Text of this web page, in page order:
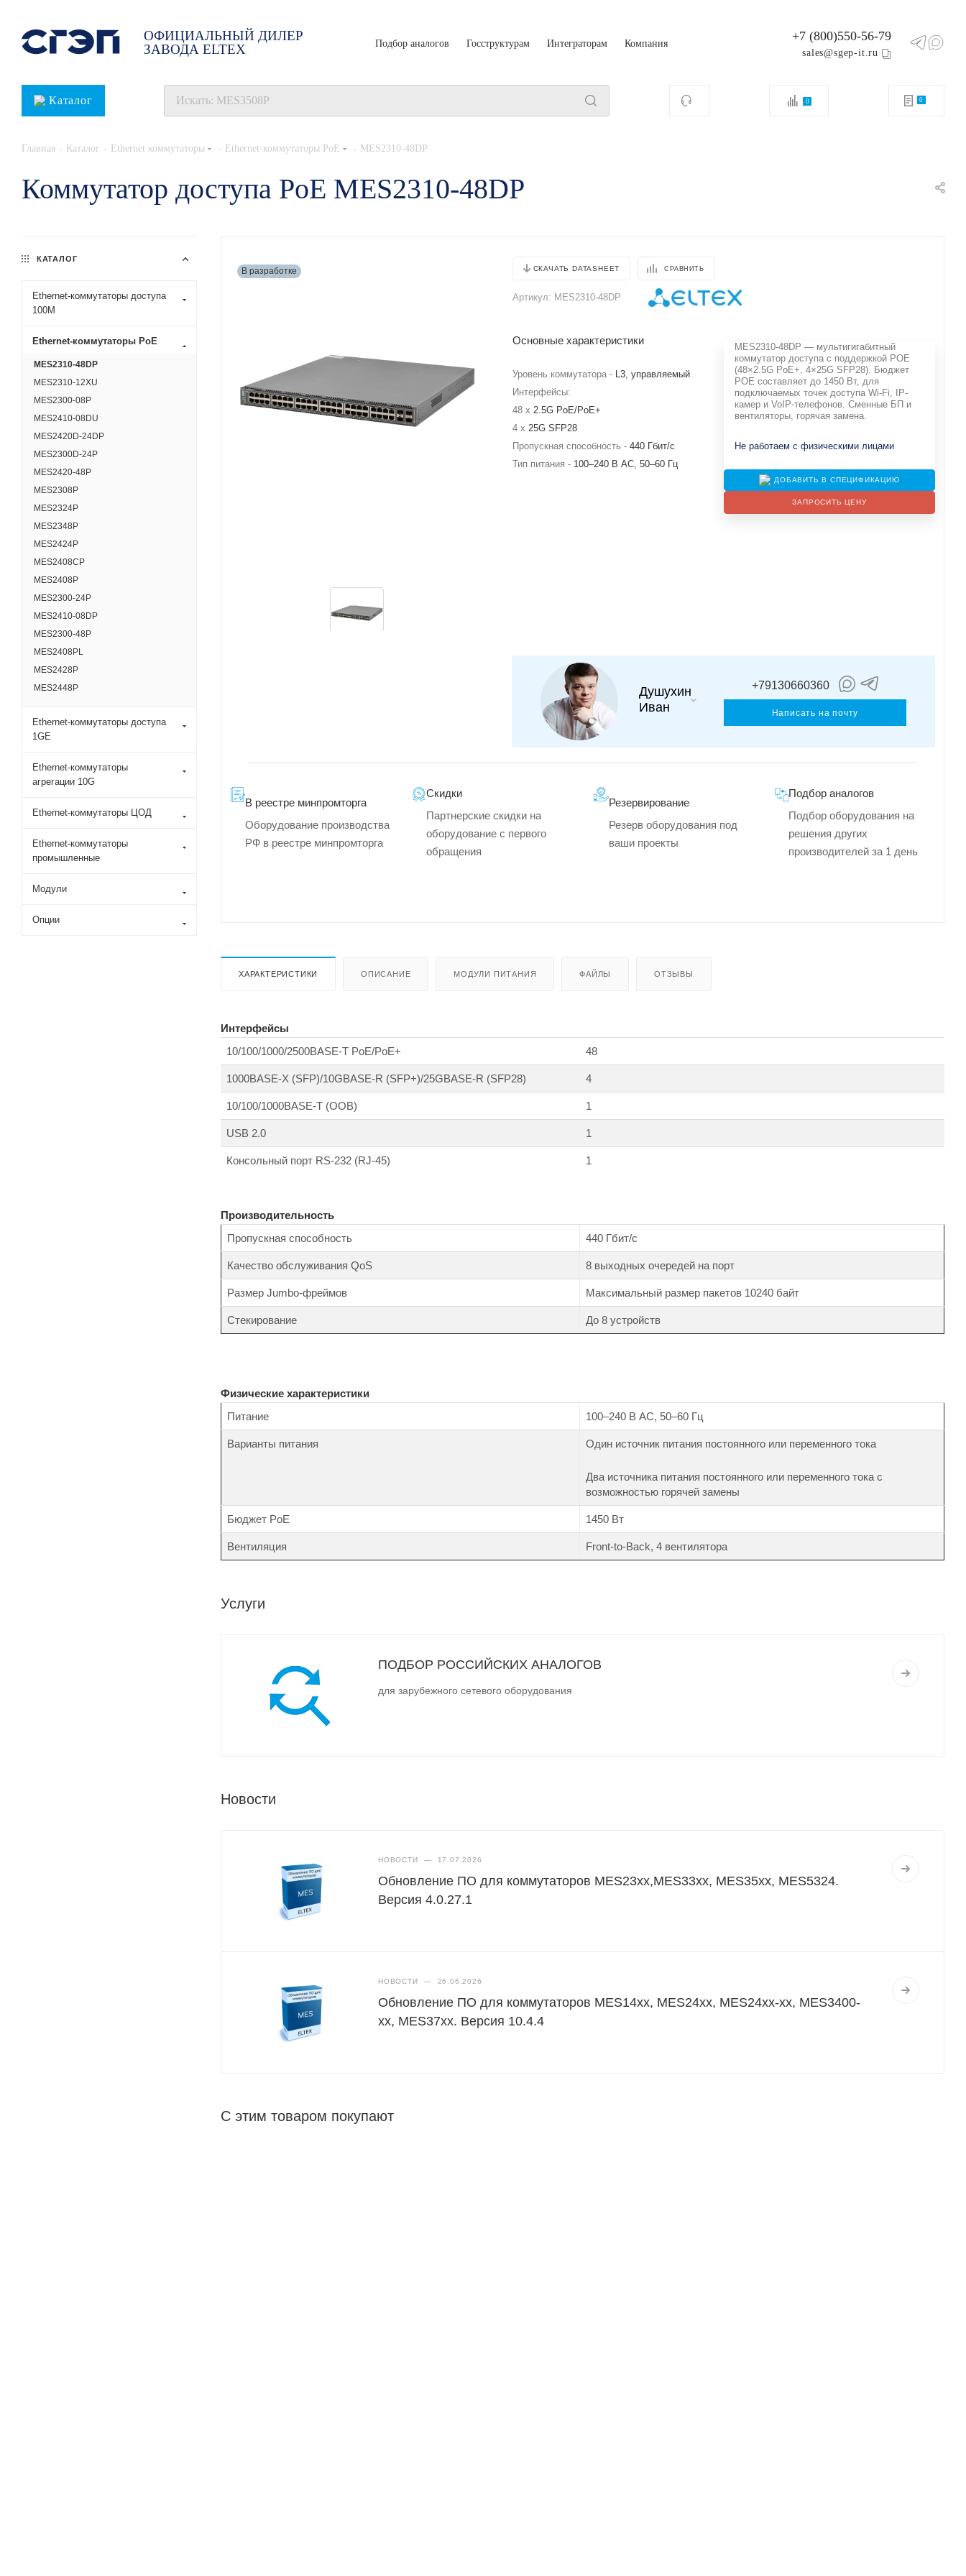
ОФИЦИАЛЬНЫЙ ДИЛЕР
ЗАВОДА ELTEX
Подбор аналогов Госструктурам Интеграторам Компания +7 (800)550-56-79
sales@sgep-it.ru
Каталог 0 0
Главная - Каталог - Ethernet коммутаторы - Ethernet-коммутаторы PoE - MES2310-48DP
Коммутатор доступа PoE MES2310-48DP
В разработке СКАЧАТЬ DATASHEET СРАВНИТЬ
Артикул: MES2310-48DP
Основные характеристики
Уровень коммутатора - L3, управляемый
Интерфейсы:
48 x 2.5G PoE/PoE+
4 x 25G SFP28
Пропускная способность - 440 Гбит/с
Тип питания - 100–240 В AC, 50–60 Гц
MES2310-48DP — мультигигабитный
коммутатор доступа с поддержкой POE
(48×2.5G PoE+, 4×25G SFP28). Бюджет
POE составляет до 1450 Вт, для
подключаемых точек доступа Wi-Fi, IP-
камер и VoIP-телефонов. Сменные БП и
вентиляторы, горячая замена.
Не работаем с физическими лицами
ДОБАВИТЬ В СПЕЦИФИКАЦИЮ
ЗАПРОСИТЬ ЦЕНУ
Душухин
Иван
+79130660360
Написать на почту
В реестре минпромторга
Оборудование производства
РФ в реестре минпромторга
Скидки
Партнерские скидки на
оборудование с первого
обращения
Резервирование
Резерв оборудования под
ваши проекты
Подбор аналогов
Подбор оборудования на
решения других
производителей за 1 день
ХАРАКТЕРИСТИКИ ОПИСАНИЕ МОДУЛИ ПИТАНИЯ ФАЙЛЫ ОТЗЫВЫ
Интерфейсы
10/100/1000/2500BASE-T PoE/PoE+
48
1000BASE-X (SFP)/10GBASE-R (SFP+)/25GBASE-R (SFP28) 4
10/100/1000BASE-T (OOB) 1
USB 2.0 1
Консольный порт RS-232 (RJ-45) 1
Производительность
Пропускная способность
440 Гбит/с
Качество обслуживания QoS 8 выходных очередей на порт
Размер Jumbo-фреймов Максимальный размер пакетов 10240 байт
Стекирование До 8 устройств
Физические характеристики
Питание
100–240 В AC, 50–60 Гц
Варианты питания Один источник питания постоянного или переменного тока
Два источника питания постоянного или переменного тока с
возможностью горячей замены
Бюджет PoE 1450 Вт
Вентиляция Front-to-Back, 4 вентилятора
Услуги
ПОДБОР РОССИЙСКИХ АНАЛОГОВ
для зарубежного сетевого оборудования
Новости
НОВОСТИ — 17.07.2026
Обновление ПО для коммутаторов MES23xx,MES33xx, MES35xx, MES5324.
Версия 4.0.27.1
НОВОСТИ — 26.06.2026
Обновление ПО для коммутаторов MES14xx, MES24xx, MES24xx-xx, MES3400-
xx, MES37хх. Версия 10.4.4
С этим товаром покупают
КАТАЛОГ
Ethernet-коммутаторы доступа
100М
Ethernet-коммутаторы PoE
MES2310-48DP
MES2310-12XU
MES2300-08P
MES2410-08DU
MES2420D-24DP
MES2300D-24P
MES2420-48P
MES2308P
MES2324P
MES2348P
MES2424P
MES2408CP
MES2408P
MES2300-24P
MES2410-08DP
MES2300-48P
MES2408PL
MES2428P
MES2448P
Ethernet-коммутаторы доступа
1GE
Ethernet-коммутаторы
агрегации 10G
Ethernet-коммутаторы ЦОД
Ethernet-коммутаторы
промышленные
Модули
Опции